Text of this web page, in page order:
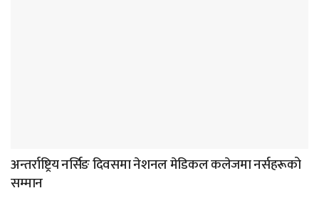
अन्तर्राष्ट्रिय नर्सिङ दिवसमा नेशनल मेडिकल कलेजमा नर्सहरूको
सम्मान